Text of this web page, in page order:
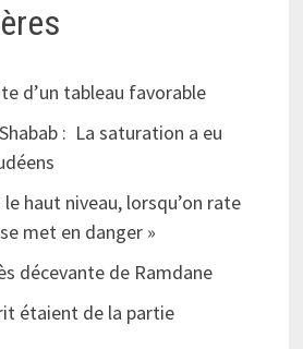
d’un tableau favorable
: La saturation a eu
le haut niveau, lorsqu’on rate
met en danger »
décevante de Ramdane
étaient de la partie